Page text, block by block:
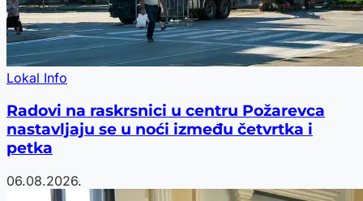
Lokal Info
Radovi na raskrsnici u centru Požarevca
nastavljaju se u noći između četvrtka i
petka
06.08.2026.